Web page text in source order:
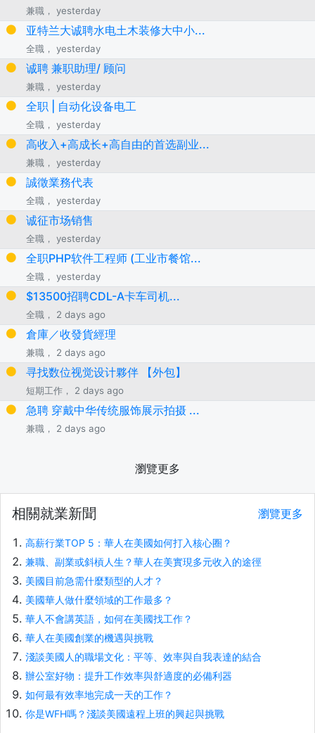
兼職， yesterday
亚特兰大诚聘水电土木装修大中小...
全職， yesterday
诚聘 兼职助理/ 顾问
兼職， yesterday
全职 | 自动化设备电工
全職， yesterday
高收入+高成长+高自由的首选副业...
兼職， yesterday
誠徵業務代表
全職， yesterday
诚征市场销售
全職， yesterday
全职PHP软件工程师 (工业市餐馆...
全職， yesterday
$13500招聘CDL-A卡车司机...
全職， 2 days ago
倉庫／收發貨經理
兼職， 2 days ago
寻找数位视觉设计夥伴 【外包】
短期工作， 2 days ago
急聘 穿戴中华传统服饰展示拍摄 ...
兼職， 2 days ago
瀏覽更多
相關就業新聞 瀏覽更多
高薪行業TOP 5：華人在美國如何打入核心圈？
兼職、副業或斜槓人生？華人在美實現多元收入的途徑
美國目前急需什麼類型的人才？
美國華人做什麼領域的工作最多？
華人不會講英語，如何在美國找工作？
華人在美國創業的機遇與挑戰
淺談美國人的職場文化：平等、效率與自我表達的結合
辦公室好物：提升工作效率與舒適度的必備利器
如何最有效率地完成一天的工作？
你是WFH嗎？淺談美國遠程上班的興起與挑戰